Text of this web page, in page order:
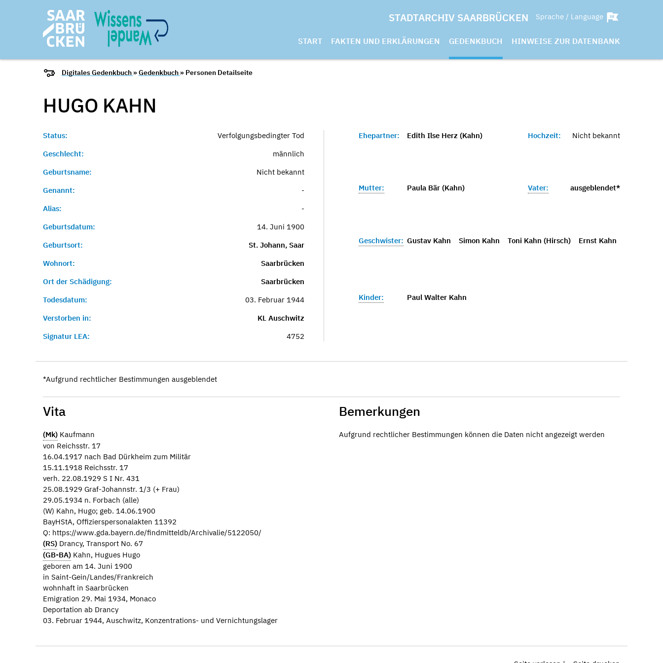
STADTARCHIV SAARBRÜCKEN Sprache / Language
START FAKTEN UND ERKLÄRUNGEN GEDENKBUCH HINWEISE ZUR DATENBANK
Digitales Gedenkbuch »Gedenkbuch » Personen Detailseite
HUGO KAHN
Status:
Verfolgungsbedingter Tod
Geschlecht:
männlich
Geburtsname:
Nicht bekannt
Genannt:
-
Alias:
-
Geburtsdatum:
14. Juni 1900
Geburtsort:
St. Johann, Saar
Wohnort:
Saarbrücken
Ort der Schädigung:
Saarbrücken
Todesdatum:
03. Februar 1944
Verstorben in:
KL Auschwitz
Signatur LEA:
4752
Ehepartner: Edith Ilse Herz (Kahn) Hochzeit: Nicht bekannt
Mutter: Paula Bär (Kahn) Vater: ausgeblendet*
Geschwister: Gustav Kahn Simon Kahn Toni Kahn (Hirsch) Ernst Kahn
Kinder: Paul Walter Kahn
*Aufgrund rechtlicher Bestimmungen ausgeblendet
Vita
(Mk) Kaufmann
von Reichsstr. 17
16.04.1917 nach Bad Dürkheim zum Militär
15.11.1918 Reichsstr. 17
verh. 22.08.1929 S I Nr. 431
25.08.1929 Graf-Johannstr. 1/3 (+ Frau)
29.05.1934 n. Forbach (alle)
(W) Kahn, Hugo; geb. 14.06.1900
BayHStA, Offizierspersonalakten 11392
Q: https://www.gda.bayern.de/findmitteldb/Archivalie/5122050/
(RS) Drancy, Transport No. 67
(GB-BA) Kahn, Hugues Hugo
geboren am 14. Juni 1900
in Saint-Gein/Landes/Frankreich
wohnhaft in Saarbrücken
Emigration 29. Mai 1934, Monaco
Deportation ab Drancy
03. Februar 1944, Auschwitz, Konzentrations- und Vernichtungslager
Bemerkungen
Aufgrund rechtlicher Bestimmungen können die Daten nicht angezeigt werden